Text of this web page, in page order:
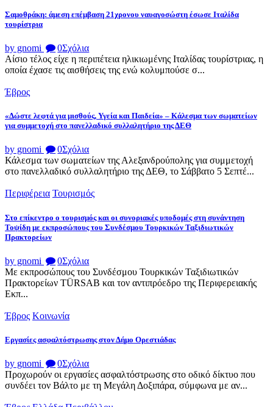
Σαμοθράκη: άμεση επέμβαση 21χρονου ναυαγοσώστη έσωσε Ιταλίδα
τουρίστρια
by gnomi 0Σχόλια
Αίσιο τέλος είχε η περιπέτεια ηλικιωμένης Ιταλίδας τουρίστριας, η
οποία έχασε τις αισθήσεις της ενώ κολυμπούσε σ...
Έβρος
«Δώστε λεφτά για μισθούς, Υγεία και Παιδεία» – Κάλεσμα των σωματείων
για συμμετοχή στο πανελλαδικό συλλαλητήριο της ΔΕΘ
by gnomi 0Σχόλια
Κάλεσμα των σωματείων της Αλεξανδρούπολης για συμμετοχή
στο πανελλαδικό συλλαλητήριο της ΔΕΘ, το Σάββατο 5 Σεπτέ...
Περιφέρεια Τουρισμός
Στο επίκεντρο ο τουρισμός και οι συνοριακές υποδομές στη συνάντηση
Τοψίδη με εκπροσώπους του Συνδέσμου Τουρκικών Ταξιδιωτικών
Πρακτορείων
by gnomi 0Σχόλια
Με εκπροσώπους του Συνδέσμου Τουρκικών Ταξιδιωτικών
Πρακτορείων TÜRSAB και τον αντιπρόεδρο της Περιφερειακής
Εκπ...
Έβρος Κοινωνία
Εργασίες ασφαλτόστρωσης στον Δήμο Ορεστιάδας
by gnomi 0Σχόλια
Προχωρούν οι εργασίες ασφαλτόστρωσης στο οδικό δίκτυο που
συνδέει τον Βάλτο με τη Μεγάλη Δοξιπάρα, σύμφωνα με αν...